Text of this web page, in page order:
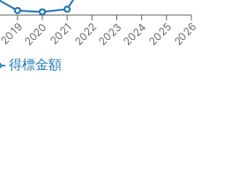
20192020202120222023202420252026
得標金額